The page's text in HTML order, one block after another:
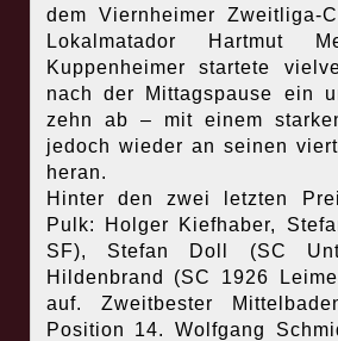
dem Viernheimer Zweitliga-
Lokalmatador Hartmut
Kuppenheimer startete
nach der Mittagspause ein
zehn ab – mit einem
jedoch wieder an seinen
heran.
Hinter den zwei letzten
Pulk: Holger Kiefhaber,
SF), Stefan Doll (SC
Hildenbrand (SC 1926
auf. Zweitbester
Position 14. Wolfgang